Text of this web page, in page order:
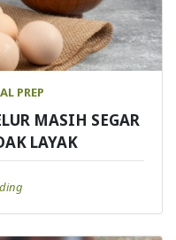
PREP
MASIH SEGAR
LAYAK